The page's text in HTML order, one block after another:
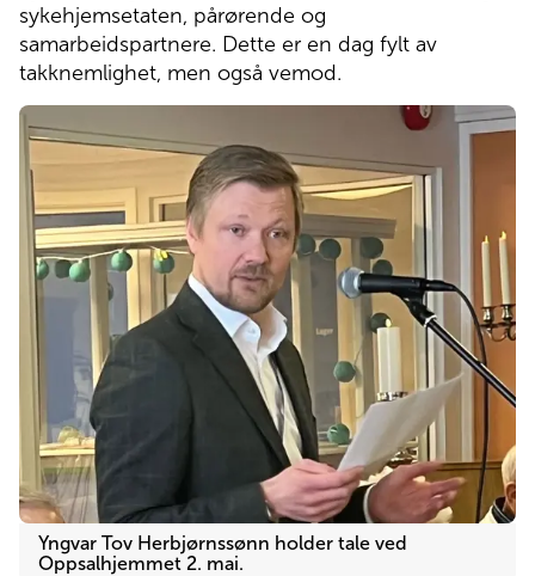
Senior Pluss
Sykehjem
Pasienthotell
Om Norlandia
Kontakt oss
Jobb hos oss
sykehjemsetaten, pårørende og
samarbeidspartnere. Dette er en dag fylt av
takknemlighet, men også vemod.
Yngvar Tov Herbjørnssønn holder tale ved
Oppsalhjemmet 2. mai.